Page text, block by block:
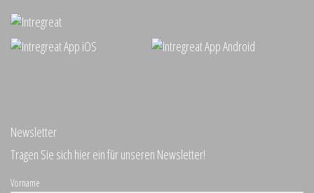
Newsletter
Tragen Sie sich hier ein für unseren Newsletter!
Vorname